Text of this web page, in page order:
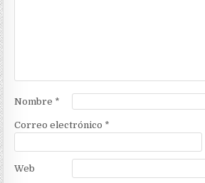
Nombre *
Correo electrónico *
Web